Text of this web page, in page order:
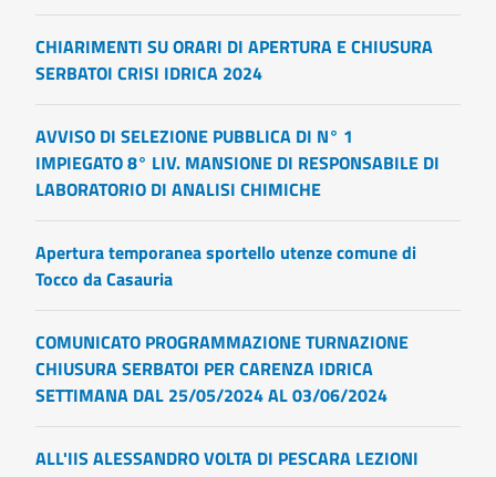
CHIARIMENTI SU ORARI DI APERTURA E CHIUSURA
SERBATOI CRISI IDRICA 2024
AVVISO DI SELEZIONE PUBBLICA DI N° 1
IMPIEGATO 8° LIV. MANSIONE DI RESPONSABILE DI
LABORATORIO DI ANALISI CHIMICHE
Apertura temporanea sportello utenze comune di
Tocco da Casauria
COMUNICATO PROGRAMMAZIONE TURNAZIONE
CHIUSURA SERBATOI PER CARENZA IDRICA
SETTIMANA DAL 25/05/2024 AL 03/06/2024
ALL'IIS ALESSANDRO VOLTA DI PESCARA LEZIONI